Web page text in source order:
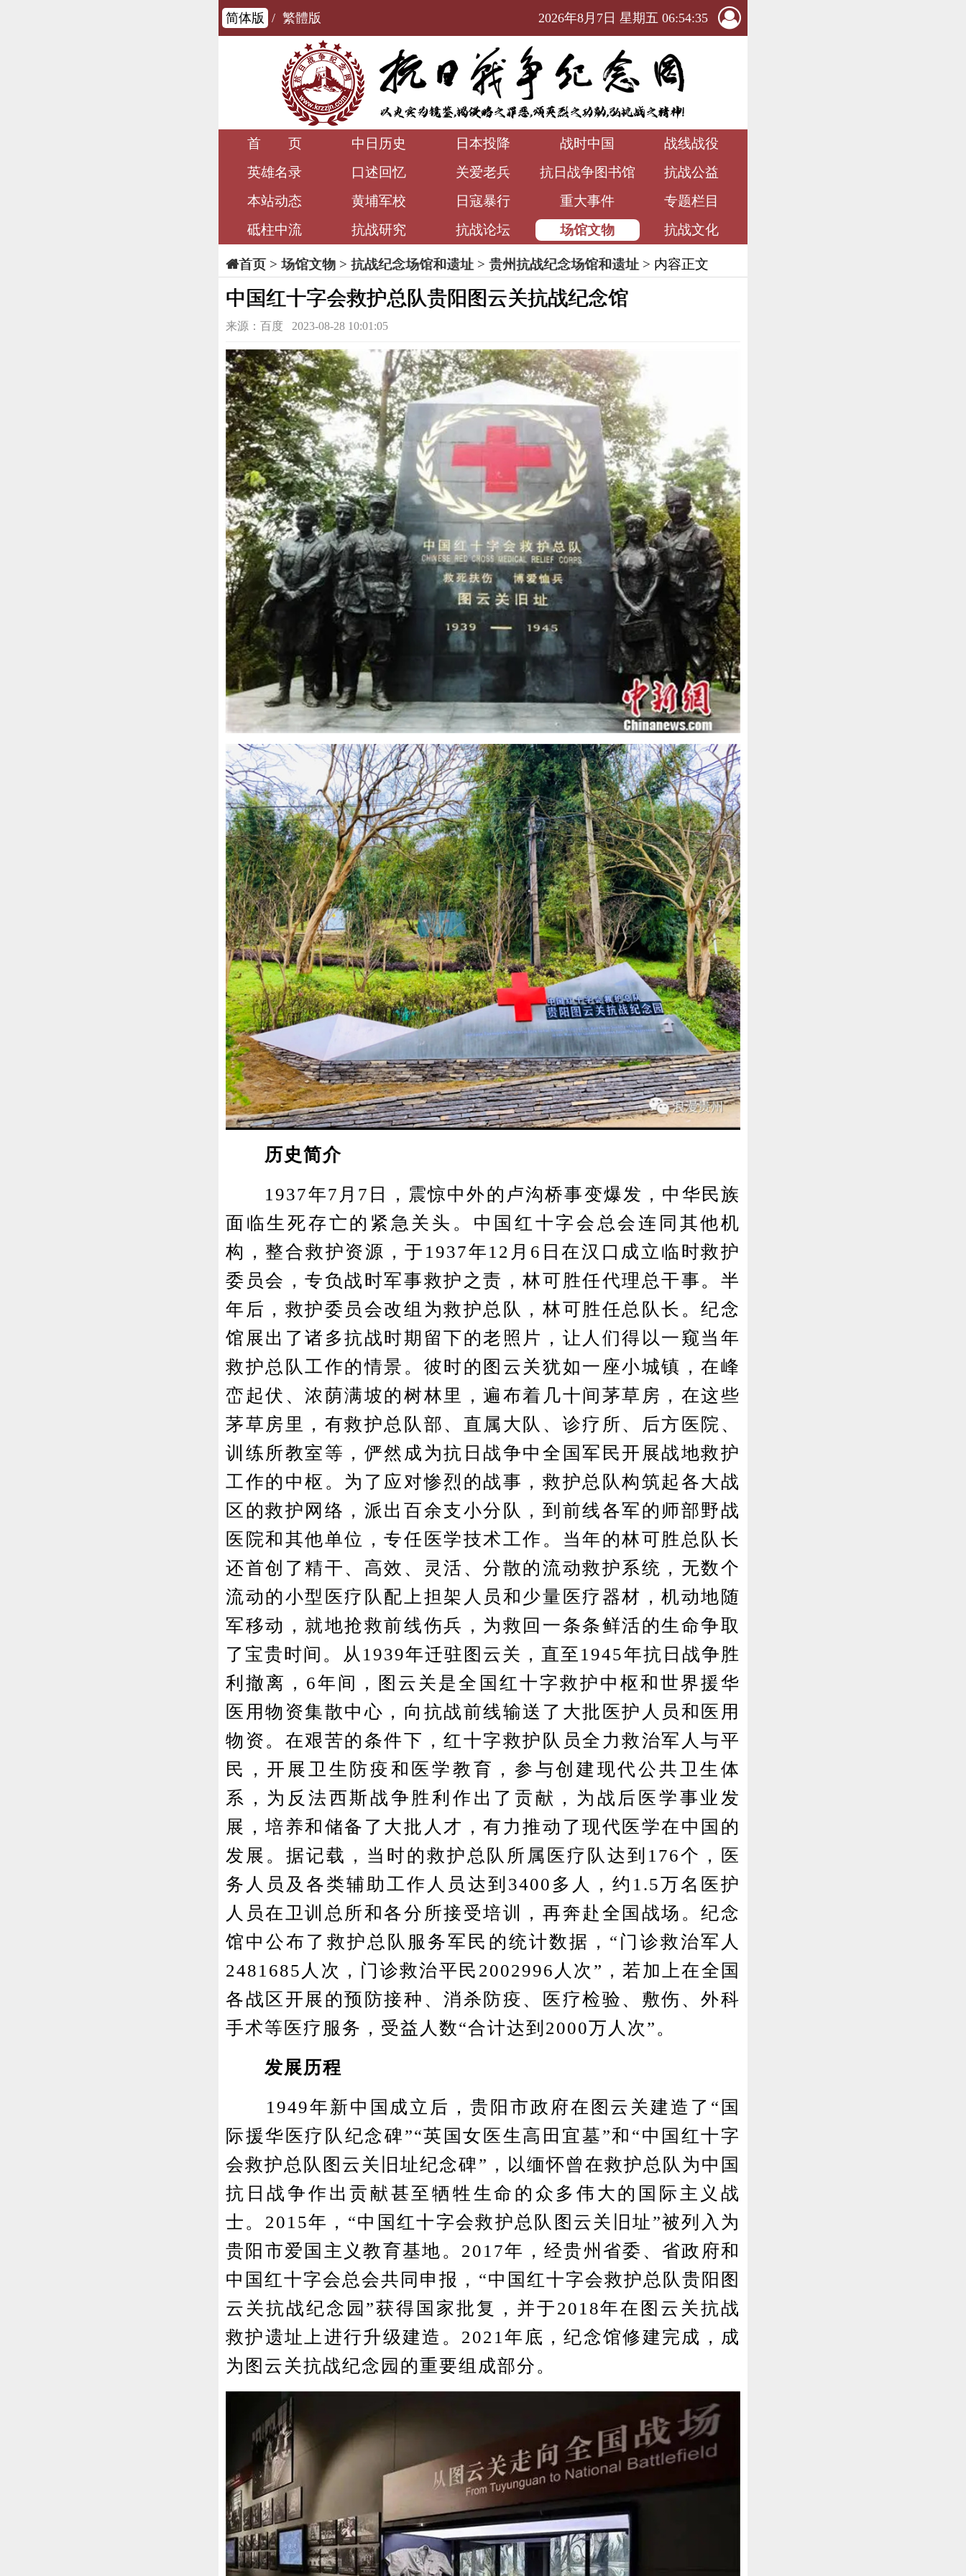
简体版 / 繁體版 2026年8月7日 星期五 06:54:37
首 页 中日历史 日本投降 战时中国
战线战役
英雄名录
口述回忆 关爱老兵 抗日战争图书馆
抗战公益
本站动态
黄埔军校 日寇暴行 重大事件
专题栏目
砥柱中流
抗战研究 抗战论坛 场馆文物 抗战文化
首页> 场馆文物 > 抗战纪念场馆和遗址 > 贵州抗战纪念场馆和遗址 > 内容正文
中国红十字会救护总队贵阳图云关抗战纪念馆
来源：百度 2023-08-28 10:01:05
历史简介
1937年7月7日，震惊中外的卢沟桥事变爆发，中华民族
面临生死存亡的紧急关头。中国红十字会总会连同其他机
构，整合救护资源，于1937年12月6日在汉口成立临时救护
委员会，专负战时军事救护之责，林可胜任代理总干事。半
年后，救护委员会改组为救护总队，林可胜任总队长。纪念
馆展出了诸多抗战时期留下的老照片，让人们得以一窥当年
救护总队工作的情景。彼时的图云关犹如一座小城镇，在峰
峦起伏、浓荫满坡的树林里，遍布着几十间茅草房，在这些
茅草房里，有救护总队部、直属大队、诊疗所、后方医院、
训练所教室等，俨然成为抗日战争中全国军民开展战地救护
工作的中枢。为了应对惨烈的战事，救护总队构筑起各大战
区的救护网络，派出百余支小分队，到前线各军的师部野战
医院和其他单位，专任医学技术工作。当年的林可胜总队长
还首创了精干、高效、灵活、分散的流动救护系统，无数个
流动的小型医疗队配上担架人员和少量医疗器材，机动地随
军移动，就地抢救前线伤兵，为救回一条条鲜活的生命争取
了宝贵时间。从1939年迁驻图云关，直至1945年抗日战争胜
利撤离，6年间，图云关是全国红十字救护中枢和世界援华
医用物资集散中心，向抗战前线输送了大批医护人员和医用
物资。在艰苦的条件下，红十字救护队员全力救治军人与平
民，开展卫生防疫和医学教育，参与创建现代公共卫生体
系，为反法西斯战争胜利作出了贡献，为战后医学事业发
展，培养和储备了大批人才，有力推动了现代医学在中国的
发展。据记载，当时的救护总队所属医疗队达到176个，医
务人员及各类辅助工作人员达到3400多人，约1.5万名医护
人员在卫训总所和各分所接受培训，再奔赴全国战场。纪念
馆中公布了救护总队服务军民的统计数据，“门诊救治军人
2481685人次，门诊救治平民2002996人次”，若加上在全国
各战区开展的预防接种、消杀防疫、医疗检验、敷伤、外科
手术等医疗服务，受益人数“合计达到2000万人次”。
发展历程
1949年新中国成立后，贵阳市政府在图云关建造了“国
际援华医疗队纪念碑”“英国女医生高田宜墓”和“中国红十字
会救护总队图云关旧址纪念碑”，以缅怀曾在救护总队为中国
抗日战争作出贡献甚至牺牲生命的众多伟大的国际主义战
士。2015年，“中国红十字会救护总队图云关旧址”被列入为
贵阳市爱国主义教育基地。2017年，经贵州省委、省政府和
中国红十字会总会共同申报，“中国红十字会救护总队贵阳图
云关抗战纪念园”获得国家批复，并于2018年在图云关抗战
救护遗址上进行升级建造。2021年底，纪念馆修建完成，成
为图云关抗战纪念园的重要组成部分。